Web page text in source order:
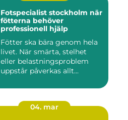
Fotspecialist stockholm när
fötterna behöver
professionell hjälp
Fötter ska bära genom hela
livet. När smärta, stelhet
eller belastningsproblem
uppstår påverkas allt...
04. mar